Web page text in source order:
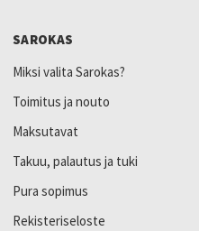
SAROKAS
Miksi valita Sarokas?
Toimitus ja nouto
Maksutavat
Takuu, palautus ja tuki
Pura sopimus
Rekisteriseloste